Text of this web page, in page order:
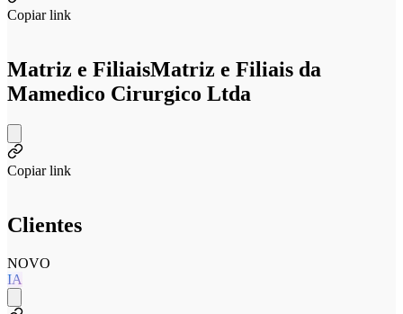
Copiar link
Matriz e FiliaisMatriz e Filiais da
Mamedico Cirurgico Ltda
Copiar link
Clientes
NOVO
IA